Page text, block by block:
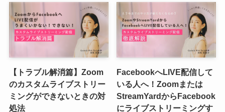
【トラブル解消篇】Zoom
のカスタムライブストリー
ミングができないときの対
処法
FacebookへLIVE配信して
いる人へ！Zoomまたは
StreamYardからFacebook
にライブストリーミングす